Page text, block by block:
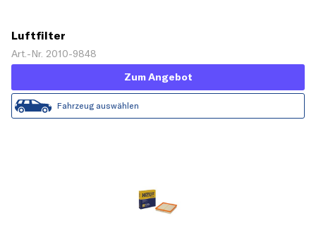
Luftfilter
Art.-Nr. 2010-9848
Zum Angebot
Fahrzeug auswählen